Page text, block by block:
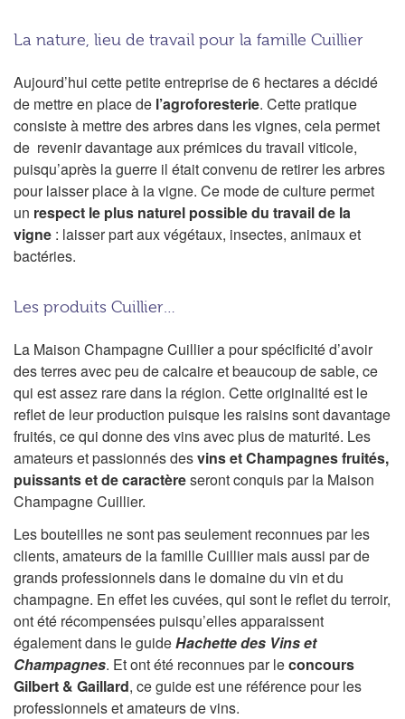
La nature, lieu de travail pour la famille Cuillier
Aujourd’hui cette petite entreprise de 6 hectares a décidé
de mettre en place de l’agroforesterie. Cette pratique
consiste à mettre des arbres dans les vignes, cela permet
de revenir davantage aux prémices du travail viticole,
puisqu’après la guerre il était convenu de retirer les arbres
pour laisser place à la vigne. Ce mode de culture permet
un respect le plus naturel possible du travail de la
vigne : laisser part aux végétaux, insectes, animaux et
bactéries.
Les produits Cuillier…
La Maison Champagne Cuillier a pour spécificité d’avoir
des terres avec peu de calcaire et beaucoup de sable, ce
qui est assez rare dans la région. Cette originalité est le
reflet de leur production puisque les raisins sont davantage
fruités, ce qui donne des vins avec plus de maturité. Les
amateurs et passionnés desvins et Champagnes fruités,
puissants et de caractèreseront conquis par la Maison
Champagne Cuillier.
Les bouteilles ne sont pas seulement reconnues par les
clients, amateurs de la famille Cuillier mais aussi par de
grands professionnels dans le domaine du vin et du
champagne. En effet les cuvées, qui sont le reflet du terroir,
ont été récompensées puisqu’elles apparaissent
également dans le guideHachette des Vins et
Champagnes. Et ont été reconnues par leconcours
Gilbert & Gaillard, ce guide est une référence pour les
professionnels et amateurs de vins.